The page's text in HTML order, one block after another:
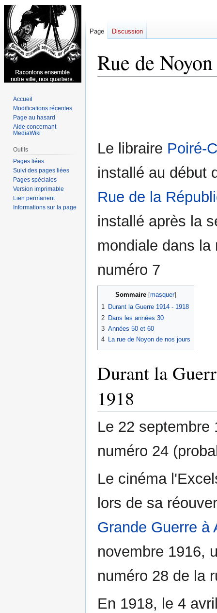
Rue de Noyon
Le libraire Poiré-
installé au début
Rue de la
installé après la
mondiale dans la
numéro 7
Sommaire
1 Durant la Guerre 1914 - 1918
2 Dans les années 30
3 Années 50 et 60
4 La rue de Noyon de nos jours
Durant la
1918
Le 22 septembre
numéro 24
Le cinéma
lors de sa
Grande Guerre à
novembre 1916,
numéro 28 de la
En 1918, le 4
Page Discussion
Accueil
Modifications récentes
Page au hasard
Aide concernant
MediaWiki
Outils
Pages liées
Suivi des pages liées
Pages spéciales
Version imprimable
Lien permanent
Informations sur la page